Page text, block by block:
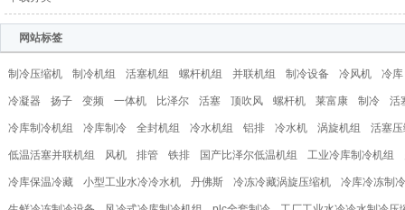
网站标签
制冷压缩机 制冷机组 活塞机组 螺杆机组 并联机组 制冷设备 冷风机 冷库
冷凝器 扬子 变频 一体机 比泽尔 活塞 顶吹风 螺杆机 莱富康 制冷 活
冷库制冷机组 冷库制冷 全封机组 冷水机组 铝排 冷水机 涡旋机组 活塞
低温活塞并联机组 风机 排管 铁排 国产比泽尔低温机组 工业冷库制冷机组
冷库保温冷藏 小型工业水冷冷水机 丹佛斯 冷冻冷藏涡旋压缩机 冷库冷冻制